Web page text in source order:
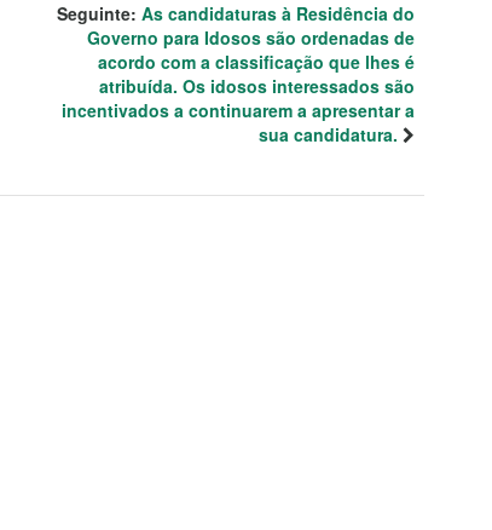
Seguinte: As candidaturas à Residência do
Governo para Idosos são ordenadas de
acordo com a classificação que lhes é
atribuída. Os idosos interessados são
incentivados a continuarem a apresentar a
sua candidatura.